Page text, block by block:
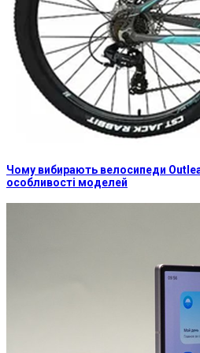
Чому вибирають велосипеди
особливості моделей